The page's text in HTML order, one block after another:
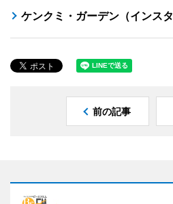
ケンクミ・ガーデン（インスタ
前の記事